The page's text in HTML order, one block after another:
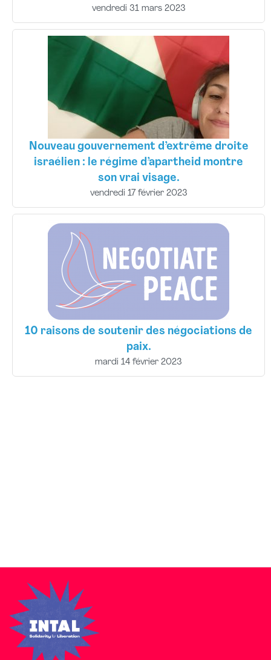
vendredi 31 mars 2023
Nouveau gouvernement d’extrême droite
israélien : le régime d’apartheid montre
son vrai visage.
vendredi 17 février 2023
10 raisons de soutenir des négociations de
paix.
mardi 14 février 2023